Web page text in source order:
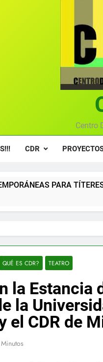
Textos seleccionados
Centro
CDR
Y TEATRO DE OBJETOS
QUÉ ES CDR? TEATRO
la Estancia
la
el CDR de
Minutos